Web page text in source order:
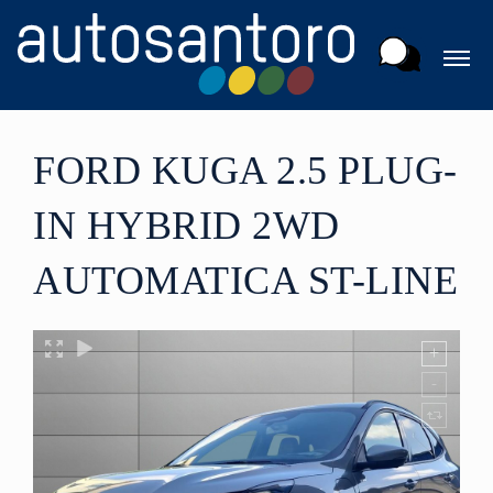
FORD KUGA 2.5 PLUG-
IN HYBRID 2WD
AUTOMATICA ST-LINE